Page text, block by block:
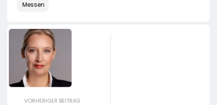
Messen
VORHERIGER BEITRAG